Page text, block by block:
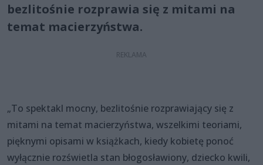
bezlitośnie rozprawia się z mitami na
temat macierzyństwa.
„To spektakl mocny, bezlitośnie rozprawiający się z
mitami na temat macierzyństwa, wszelkimi teoriami,
pięknymi opisami w książkach, kiedy kobietę ponoć
wyłącznie rozświetla stan błogosławiony, dziecko kwili,